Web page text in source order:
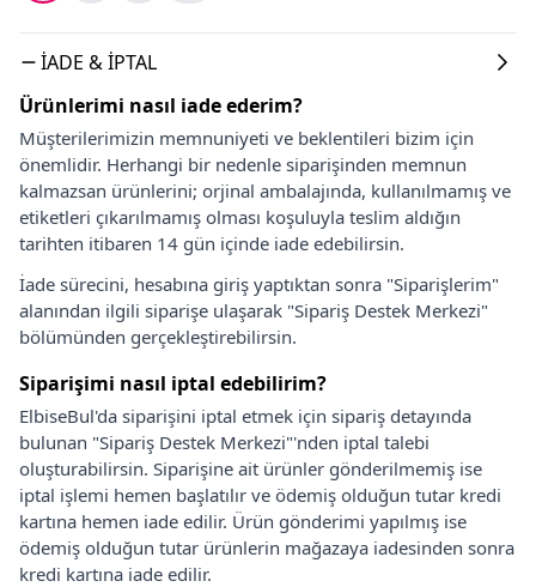
İADE & İPTAL
Ürünlerimi nasıl iade ederim?
Müşterilerimizin memnuniyeti ve beklentileri bizim için
önemlidir. Herhangi bir nedenle siparişinden memnun
kalmazsan ürünlerini; orjinal ambalajında, kullanılmamış ve
etiketleri çıkarılmamış olması koşuluyla teslim aldığın
tarihten itibaren 14 gün içinde iade edebilirsin.
İade sürecini, hesabına giriş yaptıktan sonra "Siparişlerim"
alanından ilgili siparişe ulaşarak "Sipariş Destek Merkezi"
bölümünden gerçekleştirebilirsin.
Siparişimi nasıl iptal edebilirim?
ElbiseBul'da siparişini iptal etmek için sipariş detayında
bulunan "Sipariş Destek Merkezi"'nden iptal talebi
oluşturabilirsin. Siparişine ait ürünler gönderilmemiş ise
iptal işlemi hemen başlatılır ve ödemiş olduğun tutar kredi
kartına hemen iade edilir. Ürün gönderimi yapılmış ise
ödemiş olduğun tutar ürünlerin mağazaya iadesinden sonra
kredi kartına iade edilir.